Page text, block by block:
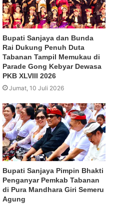
Bupati Sanjaya dan Bunda
Rai Dukung Penuh Duta
Tabanan Tampil Memukau di
Parade Gong Kebyar Dewasa
PKB XLVIII 2026
Jumat, 10 Juli 2026
Bupati Sanjaya Pimpin Bhakti
Penganyar Pemkab Tabanan
di Pura Mandhara Giri Semeru
Agung